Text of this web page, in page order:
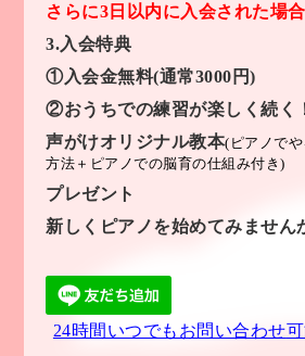
さらに3日以内に入会された場合
3.入会特典
①入会金無料(通常3000円)
②おうちでの練習が楽しく続く
声がけオリジナル教本(ピアノで
方法＋ピアノでの脳育の仕組み付き)
プレゼント
新しくピアノを始めてみません
24時間いつでもお問い合わせ